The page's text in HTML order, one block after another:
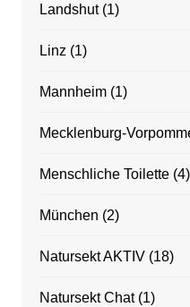
Landshut(1)
Linz (1)
Mannheim(1)
Mecklenburg-
Menschliche Toilette(4)
München (2)
Natursekt AKTIV(18)
Natursekt Chat(1)